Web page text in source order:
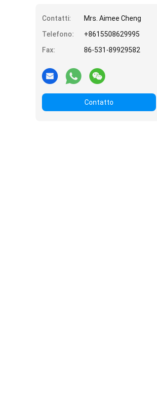
Contatti:
Mrs. Aimee Cheng
Telefono:
+8615508629995
Fax:
86-531-89929582
Contatto